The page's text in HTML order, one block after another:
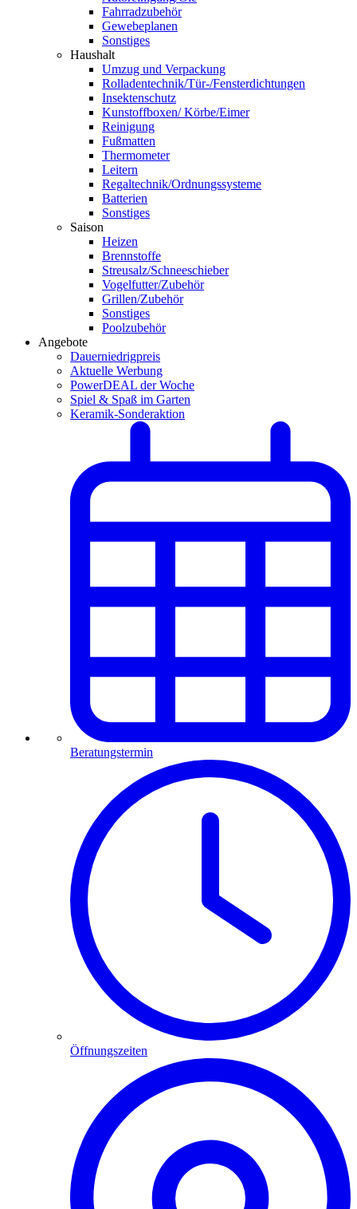
Fahrradzubehör
Gewebeplanen
Sonstiges
Haushalt
Umzug und Verpackung
Rolladentechnik/Tür-/Fensterdichtungen
Insektenschutz
Kunstoffboxen/ Körbe/Eimer
Reinigung
Fußmatten
Thermometer
Leitern
Regaltechnik/Ordnungssysteme
Batterien
Sonstiges
Saison
Heizen
Brennstoffe
Streusalz/Schneeschieber
Vogelfutter/Zubehör
Grillen/Zubehör
Sonstiges
Poolzubehör
Angebote
Dauerniedrigpreis
Aktuelle Werbung
PowerDEAL der Woche
Spiel & Spaß im Garten
Keramik-Sonderaktion
Beratungstermin
Öffnungszeiten